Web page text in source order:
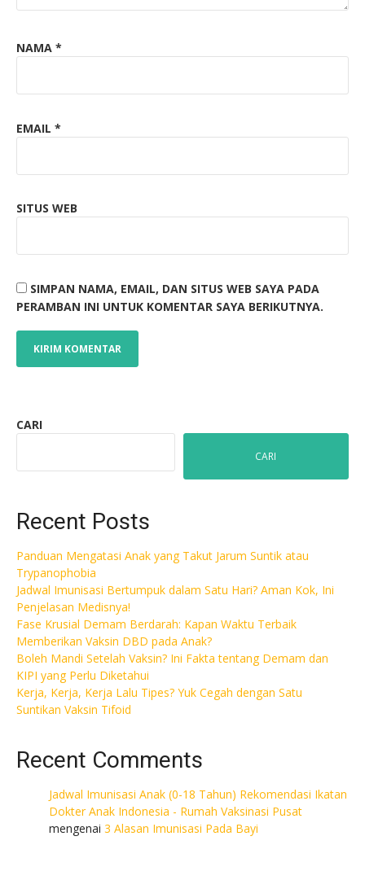
NAMA *
EMAIL *
SITUS WEB
SIMPAN NAMA, EMAIL, DAN SITUS WEB SAYA PADA
PERAMBAN INI UNTUK KOMENTAR SAYA BERIKUTNYA.
CARI
CARI
Recent Posts
Panduan Mengatasi Anak yang Takut Jarum Suntik atau
Trypanophobia
Jadwal Imunisasi Bertumpuk dalam Satu Hari? Aman Kok, Ini
Penjelasan Medisnya!
Fase Krusial Demam Berdarah: Kapan Waktu Terbaik
Memberikan Vaksin DBD pada Anak?
Boleh Mandi Setelah Vaksin? Ini Fakta tentang Demam dan
KIPI yang Perlu Diketahui
Kerja, Kerja, Kerja Lalu Tipes? Yuk Cegah dengan Satu
Suntikan Vaksin Tifoid
Recent Comments
Jadwal Imunisasi Anak (0-18 Tahun) Rekomendasi Ikatan
Dokter Anak Indonesia - Rumah Vaksinasi Pusat
mengenai 3 Alasan Imunisasi Pada Bayi